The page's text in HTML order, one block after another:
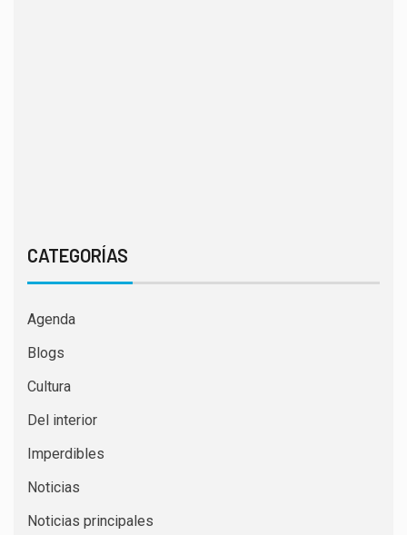
CATEGORÍAS
Agenda
Blogs
Cultura
Del interior
Imperdibles
Noticias
Noticias principales